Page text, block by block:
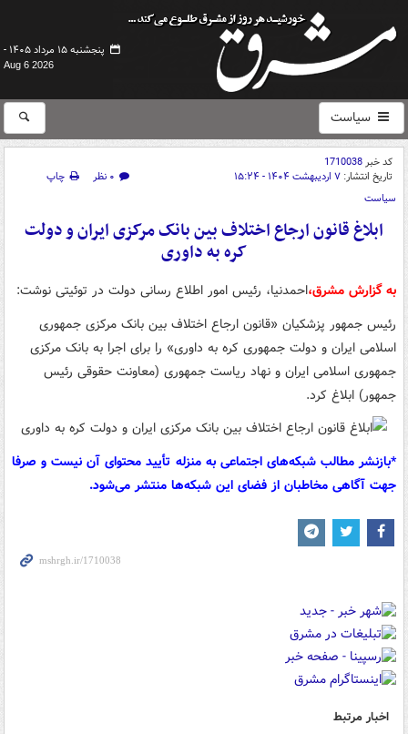
پنجشنبه ۱۵ مرداد ۱۴۰۵ -
Aug 6 2026
سیاست
کد خبر1710038
تاریخ انتشار: ۷ اردیبهشت ۱۴۰۴ - ۱۵:۲۴ ۰ نظر
چاپ
سیاست
ابلاغ قانون ارجاع اختلاف بین بانک مرکزی ایران و دولت
کره به داوری
به گزارش مشرق،احمدنیا، رئیس امور اطلاع رسانی دولت در توئیتی نوشت:
رئیس جمهور پزشکیان «قانون ارجاع اختلاف بین بانک مرکزی جمهوری
اسلامی ایران و دولت جمهوری کره به داوری» را برای اجرا به بانک مرکزی
جمهوری اسلامی ایران و نهاد ریاست جمهوری (معاونت حقوقی رئیس
جمهور) ابلاغ کرد.
*بازنشر مطالب شبکه‌های اجتماعی به منزله تأیید محتوای آن نیست و صرفا
جهت آگاهی مخاطبان از فضای این شبکه‌ها منتشر می‌شود.
اخبار مرتبط